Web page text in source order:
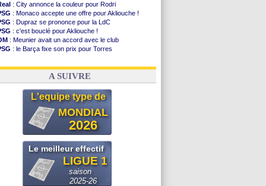
: City annonce la couleur pour Rodri
: Monaco accepte une offre pour Akliouche !
: Dupraz se prononce pour la LdC
: c'est bouclé pour Akliouche !
: Meunier avait un accord avec le club
: le Barça fixe son prix pour Torres
: Torres souhaite rejoindre le PSG !
A SUIVRE
L'equipe type de
MONDIAL
2026
Le meilleur effectif
LIGUE 1
saison
2025-26